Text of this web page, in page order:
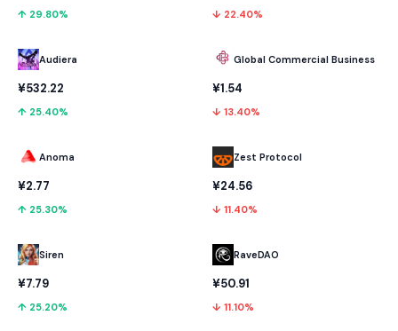
↑ 29.80%
Audiera
¥532.22
↑ 25.40%
Anoma
¥2.77
↑ 25.30%
Siren
¥7.79
↑ 25.20%
↓ 22.40%
Global Commercial Business
¥1.54
↓ 13.40%
Zest Protocol
¥24.56
↓ 11.40%
RaveDAO
¥50.91
↓ 11.10%